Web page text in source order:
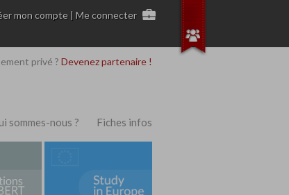
mon compte |Me connecter
privé ? Devenez partenaire !
sommes-nous ? Fiches infos